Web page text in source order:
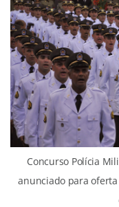
Concurso Polícia
anunciado para